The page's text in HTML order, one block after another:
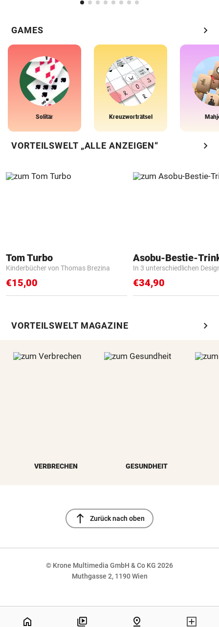
GAMES chevron_right
Solitär Kreuzworträtsel
VORTEILSWELT „ALLE ANZEIGEN“ chevron_right
Tom Turbo
Kinderbücher von Thomas Brezina
€15,00
Asobu-Bestie-
In 3 unterschiedlichen
€34,90
VORTEILSWELT MAGAZINE chevron_right
VERBRECHEN GESUNDHEIT
north Zurück nach oben
© Krone Multimedia GmbH & Co KG 2026
Muthgasse 2, 1190 Wien
home pin_drop
NaN%